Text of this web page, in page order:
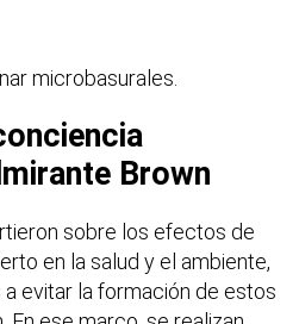
microbasurales.
Brown
sobre los efectos de
en la salud y el ambiente,
evitar la formación de estos